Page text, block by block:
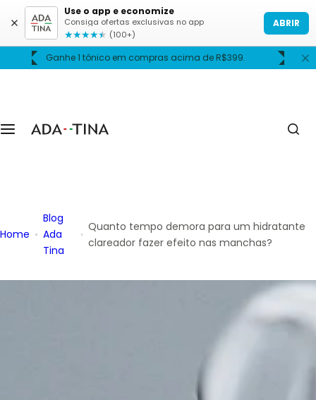
Use o app e economize
Consiga ofertas exclusivas no app
★★★★★ (100+)
ABRIR
Frete grátis acima de R$399.
Home
Blog
Ada
Tina
Quanto tempo demora para um hidratante
clareador fazer efeito nas manchas?
l
r
t